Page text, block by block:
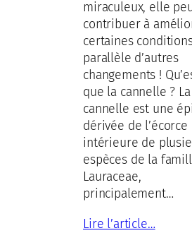
miraculeux, elle
contribuer à
certaines
parallèle d’autres
changements !
que la cannelle ? La
cannelle est une
dérivée de l’écorce
intérieure de
espèces de la
Lauraceae,
principalement…
Lire l’article…